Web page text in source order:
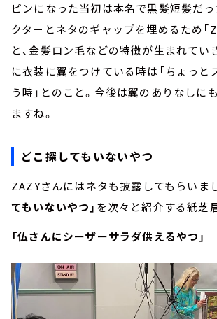
ピンになった当初は本名で黒髪短髪だっ
クターとネタのギャップを埋めるため「
と、金髪ロン毛などの特徴が生まれてい
に衣装に翼をつけている時は「ちょっと
う時」とのこと。今後は翼のありなしに
ますね。
どこ探してもいないやつ
ZAZYさんにはネタも披露してもらいまし
てもいないやつ」 を次々と紹介する紙芝
「仏さんにシーザーサラダ供えるやつ」